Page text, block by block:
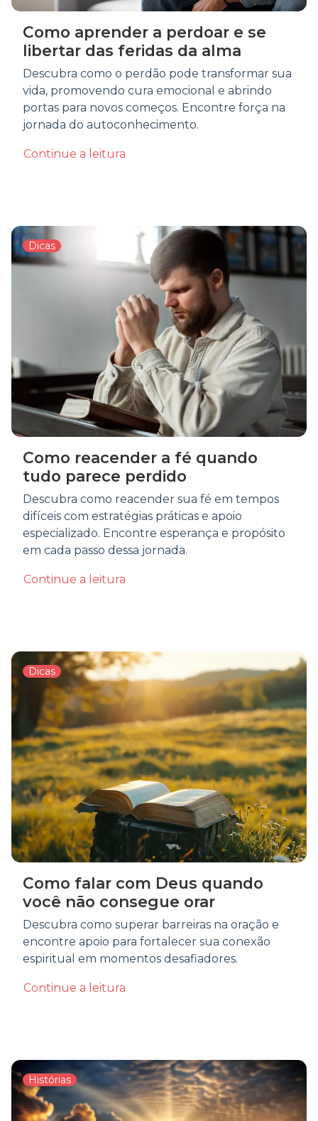
Como aprender a perdoar e se
libertar das feridas da alma
Descubra como o perdão pode transformar sua
vida, promovendo cura emocional e abrindo
portas para novos começos. Encontre força na
jornada do autoconhecimento.
Continue a leitura
Dicas
Como reacender a fé quando
tudo parece perdido
Descubra como reacender sua fé em tempos
difíceis com estratégias práticas e apoio
especializado. Encontre esperança e propósito
em cada passo dessa jornada.
Continue a leitura
Dicas
Como falar com Deus quando
você não consegue orar
Descubra como superar barreiras na oração e
encontre apoio para fortalecer sua conexão
espiritual em momentos desafiadores.
Continue a leitura
Histórias